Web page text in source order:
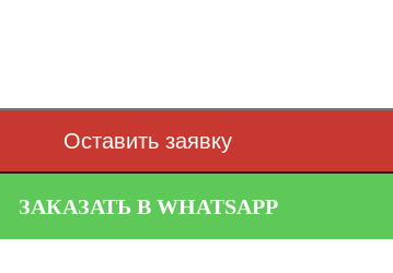
Оставить заявку
ЗАКАЗАТЬ В WHATSAPP